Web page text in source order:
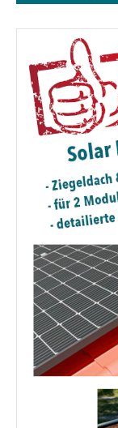
Hersteller
Isolatoren Serie
Farbe
Terminal /
Isolierkappe